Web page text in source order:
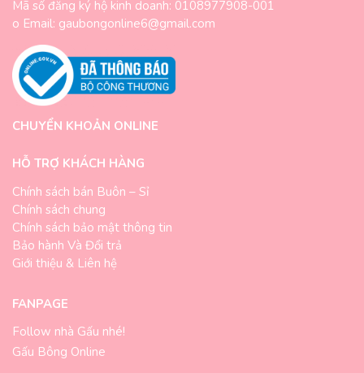
Mã số đăng ký hộ kinh doanh: 0108977908-001
o Email: gaubongonline6@gmail.com
CHUYỂN KHOẢN ONLINE
HỖ TRỢ KHÁCH HÀNG
Chính sách bán Buôn – Sỉ
Chính sách chung
Chính sách bảo mật thông tin
Bảo hành Và Đổi trả
Giới thiệu & Liên hệ
FANPAGE
Follow nhà Gấu nhé!
Gấu Bông Online